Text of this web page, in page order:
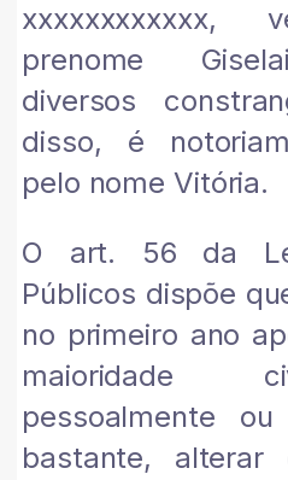
prenome
diversos
disso, é
pelo nome Vitória.
O art. 56 da
Públicos dispõe
no primeiro ano
maioridade
pessoalmente
bastante,